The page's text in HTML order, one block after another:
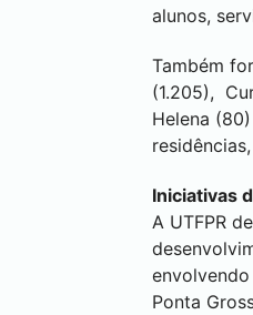
alunos,
Também
(1.205),
Helena
Iniciativas
A UTFPR
Ponta